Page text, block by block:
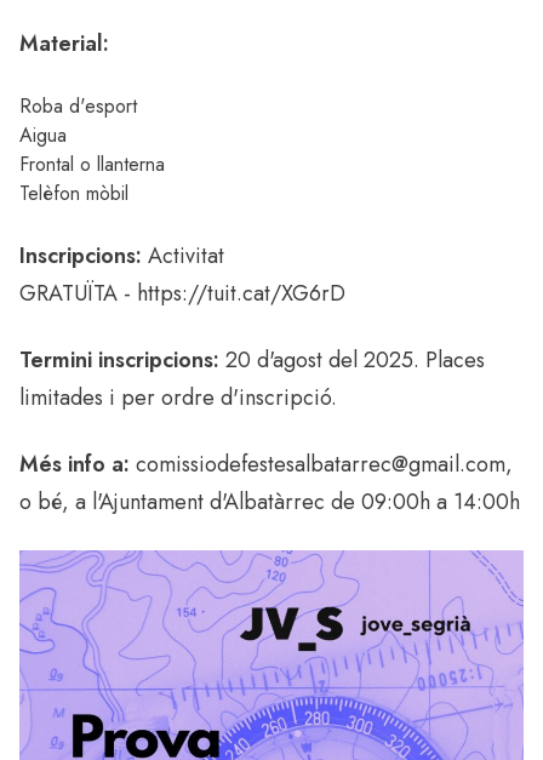
Material:
Roba d'esport
Aigua
Frontal o llanterna
Telèfon mòbil
Inscripcions: Activitat
GRATUÏTA - https://tuit.cat/XG6rD
Termini inscripcions: 20 d'agost del 2025. Places
limitades i per ordre d'inscripció.
Més info a: comissiodefestesalbatarrec@gmail.com,
o bé, a l'Ajuntament d'Albatàrrec de 09:00h a 14:00h